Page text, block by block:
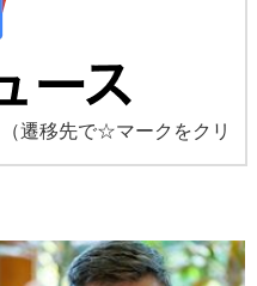
（遷移先で☆マークをクリ